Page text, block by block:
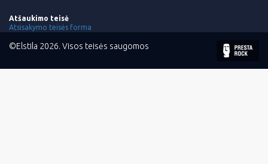
Atšaukimo teisė
Atsisakymo teisės forma
©Elstila 2026. Visos teisės saugomos